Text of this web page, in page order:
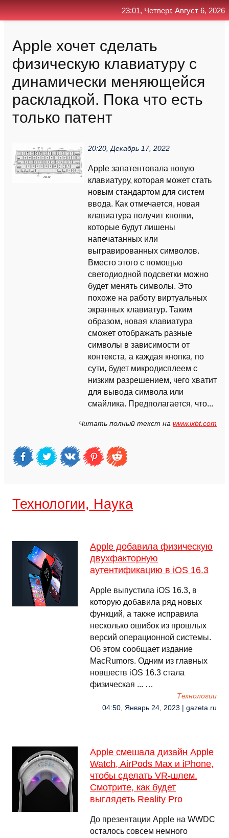
Apple хочет сделать
физическую клавиатуру с
динамически меняющейся
раскладкой. Пока что есть
только патент
20:20, Декабрь 17, 2022
Apple запатентовала новую
клавиатуру, которая может стать
новым стандартом для систем
ввода. Как отмечается, новая
клавиатура получит кнопки,
которые будут лишены
напечатанных или
выгравированных символов.
Вместо этого с помощью
светодиодной подсветки можно
будет менять символы. Это
похоже на работу виртуальных
экранных клавиатур. Таким
образом, новая клавиатура
сможет отображать разные
символы в зависимости от
контекста, а каждая кнопка, по
сути, будет микродисплеем с
низким разрешением, чего хватит
для вывода символа или
смайлика. Предполагается, что...
Читать полный текст на www.ixbt.com
Технологии, Наука
Apple добавила физическую
двухфакторную
аутентификацию в iOS 16.3
Apple выпустила iOS 16.3, в
которую добавила ряд новых
функций, а также исправила
несколько ошибок из прошлых
версий операционной системы.
Об этом сообщает издание
MacRumors. Одним из главных
новшеств iOS 16.3 стала
физическая ... …
Технологии
04:50, Январь 24, 2023 | gazeta.ru
Apple смешала дизайн Apple
Watch, AirPods Max и iPhone,
чтобы сделать VR-шлем.
Смотрите, как будет
выглядеть Reality Pro
До презентации Apple на WWDC
осталось совсем немного
23:01, Четверг, Август 6, 2026